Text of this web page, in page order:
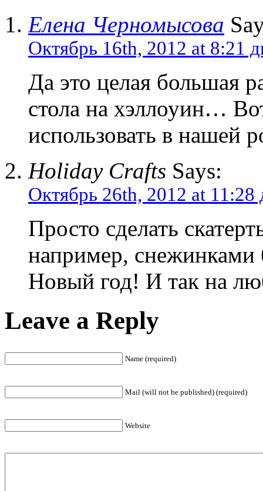
Елена Черномысова
Октябрь 16th, 2012 at 8:21
Да это целая большая
стола на хэллоуин…
использовать в нашей
Holiday Crafts Says:
Октябрь 26th, 2012 at 11:28
Просто сделать
например, снежинками
Новый год! И так на
Leave a Reply
Name (required)
Mail (will not be published) (required)
Website